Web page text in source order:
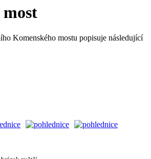
Komenského mostu popisuje následující